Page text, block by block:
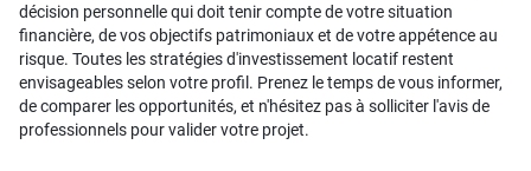
décision personnelle qui doit tenir compte de votre situation
financière, de vos objectifs patrimoniaux et de votre appétence au
risque. Toutes les stratégies d'investissement locatif restent
envisageables selon votre profil. Prenez le temps de vous informer,
de comparer les opportunités, et n'hésitez pas à solliciter l'avis de
professionnels pour valider votre projet.